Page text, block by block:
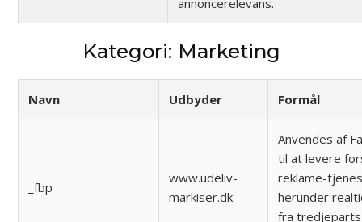
annoncerelevans.
Kategori: Marketing
Navn Udbyder Formål
_fbp
www.udeliv-
markiser.dk
Anvendes af
til at levere
reklame-
herunder
fra